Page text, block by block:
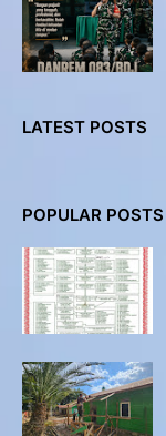
LATEST POSTS
POPULAR POSTS